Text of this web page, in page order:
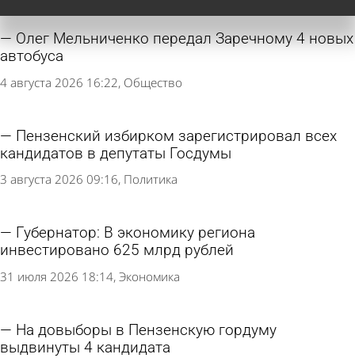
Олег Мельниченко передал Заречному 4 новых
автобуса
4 августа 2026 16:22 Общество
Пензенский избирком зарегистрировал всех
кандидатов в депутаты Госдумы
3 августа 2026 09:16 Политика
Губернатор: В экономику региона
инвестировано 625 млрд рублей
31 июля 2026 18:14 Экономика
На довыборы в Пензенскую гордуму
выдвинуты 4 кандидата